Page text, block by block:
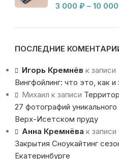
3 000 ₽ – 10 000
ПОСЛЕДНИЕ
Игорь Кремнёв к записи
Вингфойлинг: что это, как и
Михаил к записи
27 фотографий уникального
Верх-Исетском пруду
Анна Кремнёва к записи
Закрытия Сноукайтинг
Екатеринбурге